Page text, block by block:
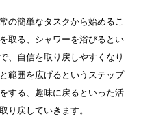
の簡単なタスクから始めるこ
取る、シャワーを浴びるとい
、自信を取り戻しやすくなり
範囲を広げるというステップ
する、趣味に戻るといった活
り戻していきます。